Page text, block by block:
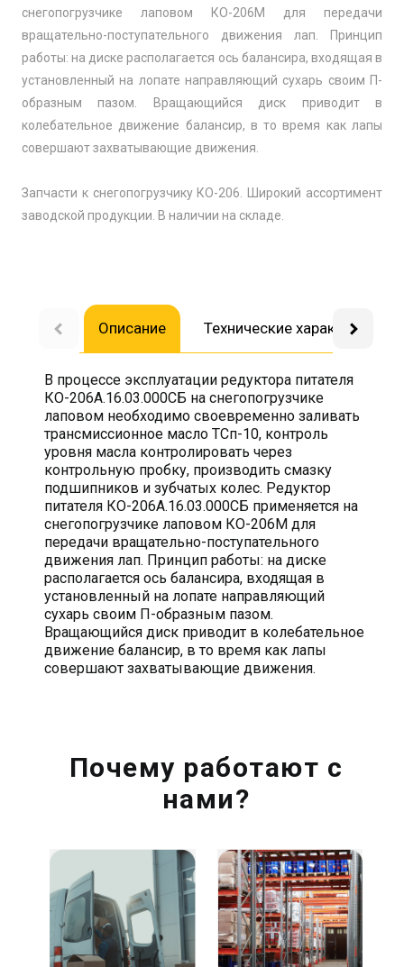
снегопогрузчике лаповом КО-206М для передачи
вращательно-поступательного движения лап. Принцип
работы: на диске располагается ось балансира, входящая в
установленный на лопате направляющий сухарь своим П-
образным пазом. Вращающийся диск приводит в
колебательное движение балансир, в то время как лапы
совершают захватывающие движения.
Запчасти к снегопогрузчику КО-206. Широкий ассортимент
заводской продукции. В наличии на складе.
Описание Технические
В процессе эксплуатации редуктора питателя
КО-206А.16.03.000СБ на снегопогрузчике
лаповом необходимо своевременно заливать
трансмиссионное масло ТСп-10, контроль
уровня масла контролировать через
контрольную пробку, производить смазку
подшипников и зубчатых колес. Редуктор
питателя КО-206А.16.03.000СБ применяется на
снегопогрузчике лаповом КО-206М для
передачи вращательно-поступательного
движения лап. Принцип работы: на диске
располагается ось балансира, входящая в
установленный на лопате направляющий
сухарь своим П-образным пазом.
Вращающийся диск приводит в колебательное
движение балансир, в то время как лапы
совершают захватывающие движения.
Почему работают с
нами?